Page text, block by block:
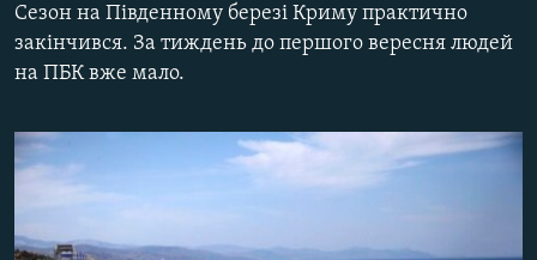
СПЕЦПРОЕКТИ
ДЕПОРТАЦІЯ
СВІДЧЕННЯ ОКУПАЦІЇ
ІНФОГРАФІКА
ЯК ОБІЙТИ БЛОКУВАННЯ
Русский
Qırımtatar
ДОЛУЧАЙСЯ!
Сезон на Південному березі Криму практично
закінчився. За тиждень до першого вересня людей
на ПБК вже мало.